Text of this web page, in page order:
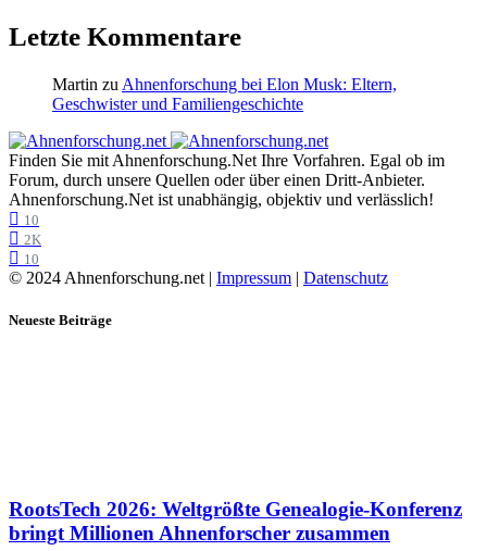
Letzte Kommentare
Martin zu Ahnenforschung bei Elon Musk: Eltern,
Geschwister und Familiengeschichte
Finden Sie mit Ahnenforschung.Net Ihre Vorfahren. Egal ob im
Forum, durch unsere Quellen oder über einen Dritt-Anbieter.
Ahnenforschung.Net ist unabhängig, objektiv und verlässlich!
10
2K
10
© 2024 Ahnenforschung.net | Impressum | Datenschutz
Neueste Beiträge
RootsTech 2026: Weltgrößte Genealogie-Konferenz
bringt Millionen Ahnenforscher zusammen